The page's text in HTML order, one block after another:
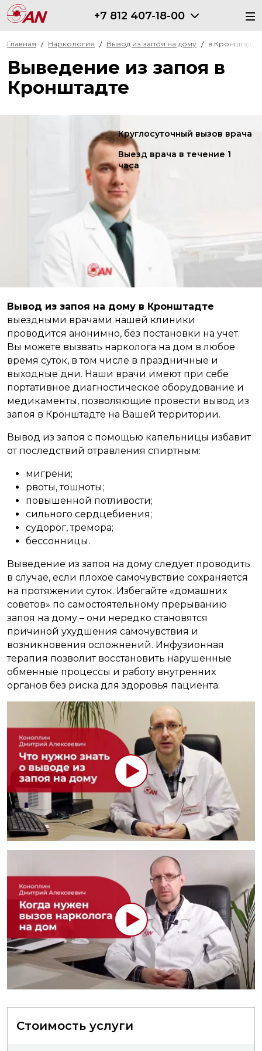
+7 812 407-18-00
Главная Наркология Вывод из запоя на дому в Кронштадте
Выведение из запоя в
Кронштадте
Круглосуточный вызов врача
Выезд врача в течение 1
часа
Вывод из запоя на дому в Кронштадте
выездными врачами нашей клиники
проводится анонимно, без постановки на учет.
Вы можете вызвать нарколога на дом в любое
время суток, в том числе в праздничные и
выходные дни. Наши врачи имеют при себе
портативное диагностическое оборудование и
медикаменты, позволяющие провести вывод из
запоя в Кронштадте на Вашей территории.
Вывод из запоя с помощью капельницы избавит
от последствий отравления спиртным:
мигрени;
рвоты, тошноты;
повышенной потливости;
сильного сердцебиения;
судорог, тремора;
бессонницы.
Выведение из запоя на дому следует проводить
в случае, если плохое самочувствие сохраняется
на протяжении суток. Избегайте «домашних
советов» по самостоятельному прерыванию
запоя на дому – они нередко становятся
причиной ухудшения самочувствия и
возникновения осложнений. Инфузионная
терапия позволит восстановить нарушенные
обменные процессы и работу внутренних
органов без риска для здоровья пациента.
Стоимость услуги